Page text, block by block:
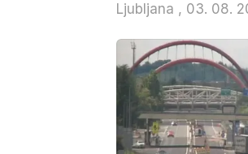
Ljubljana , 03. 08.